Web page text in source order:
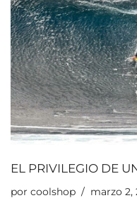
EL PRIVILEGIO DE
por coolshop marzo 2,